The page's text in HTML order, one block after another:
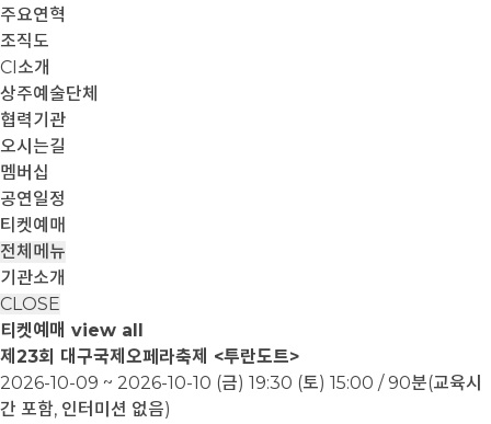
주요연혁
조직도
CI소개
상주예술단체
협력기관
오시는길
멤버십
공연일정
티켓예매
전체메뉴
기관소개
CLOSE
티켓예매 view all
제23회 대구국제오페라축제 <투란도트>
2026-10-09 ~ 2026-10-10 (금) 19:30 (토) 15:00 / 90분(교육시
간 포함, 인터미션 없음)